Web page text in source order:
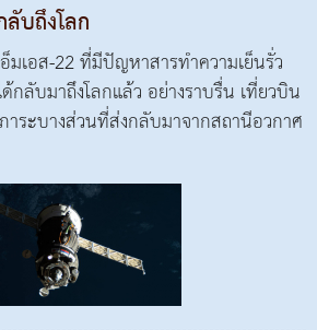
บถึงโลก
มเอส-22 ที่มีปัญหาสารทำความเย็นรั่ว
กลับมาถึงโลกแล้ว อย่างราบรื่น เที่ยวบิน
าระบางส่วนที่ส่งกลับมาจากสถานีอวกาศ